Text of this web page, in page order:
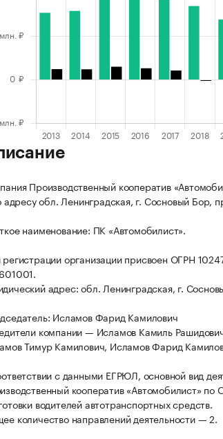
Производственный кооператив
адресу обл. Ленинградская, г. Сосновый Бор,
наименование: ПК «Автомобилист».
организации присвоен ОГРН
адрес: обл. Ленинградская, г.
Исламов Фарид Камилович
компании — Исламов Камиль
Тимур Камилович, Исламов Фарид
с данными ЕГРЮЛ, основной вид
кооператив «Автомобилист»
водителей автотранспортных средств.
количество направлений деятельности — 2.